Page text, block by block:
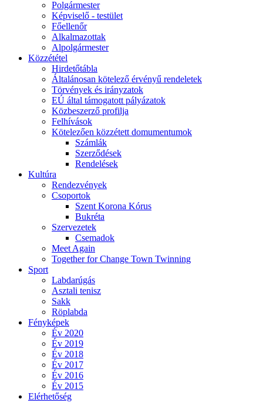
Polgármester
Képviselő - testület
Főellenőr
Alkalmazottak
Alpolgármester
Közzététel
Hirdetőtábla
Általánosan kötelező érvényű rendeletek
Törvények és irányzatok
EÚ által támogatott pályázatok
Közbeszerző profilja
Felhívások
Kötelezően közzétett domumentumok
Számlák
Szerződések
Rendelések
Kultúra
Rendezvények
Csoportok
Szent Korona Kórus
Bukréta
Szervezetek
Csemadok
Meet Again
Together for Change Town Twinning
Sport
Labdarúgás
Asztali tenisz
Sakk
Röplabda
Fényképek
Év 2020
Év 2019
Év 2018
Év 2017
Év 2016
Év 2015
Elérhetőség